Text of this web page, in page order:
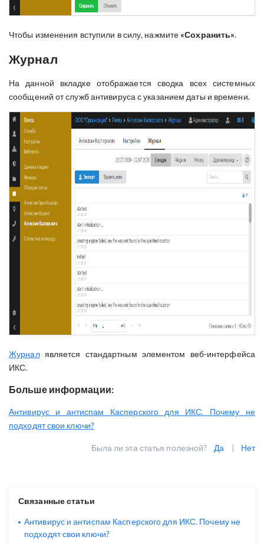
Чтобы изменения вступили в силу, нажмите «Сохранить».
Журнал
На данной вкладке отображается сводка всех системных
сообщений от служб антивируса с указанием даты и времени.
Журналявляется стандартным элементом веб-интерфейса
ИКС.
Больше информации:
Антивирус и антиспам Касперского для ИКС. Почему не
подходят свои ключи?
Была ли эта статья полезной? Да | Нет
Связанные статьи
Антивирус и антиспам Касперского для ИКС. Почему не
подходят свои ключи?